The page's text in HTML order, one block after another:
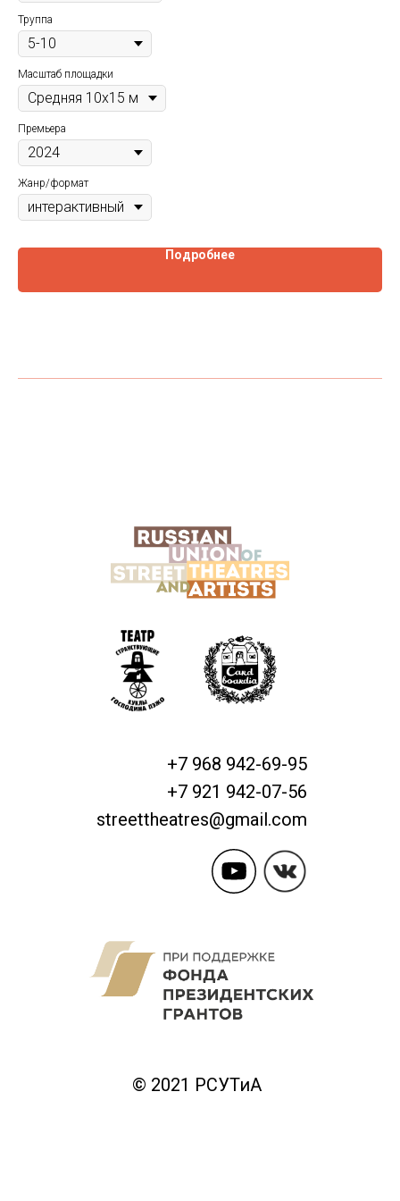
Труппа
Масштаб площадки
Премьера
Жанр/формат
Подробнее
+7 968 942-69-95
+7 921 942-07-56
streettheatres@gmail.com
© 2021 РСУТиА